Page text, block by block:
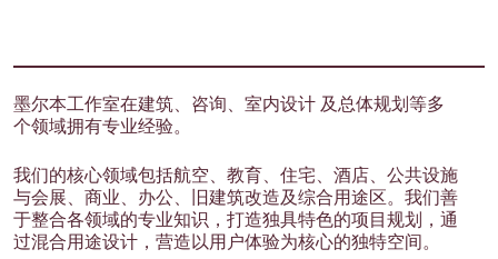
墨尔本工作室在建筑、咨询、室内设计 及总体规划等多
个领域拥有专业经验。
我们的核心领域包括航空、教育、住宅、酒店、公共设施
与会展、商业、办公、旧建筑改造及综合用途区。我们善
于整合各领域的专业知识，打造独具特色的项目规划，通
过混合用途设计，营造以用户体验为核心的独特空间。